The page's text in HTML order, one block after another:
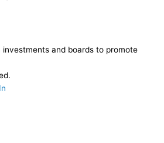
and boards to promote